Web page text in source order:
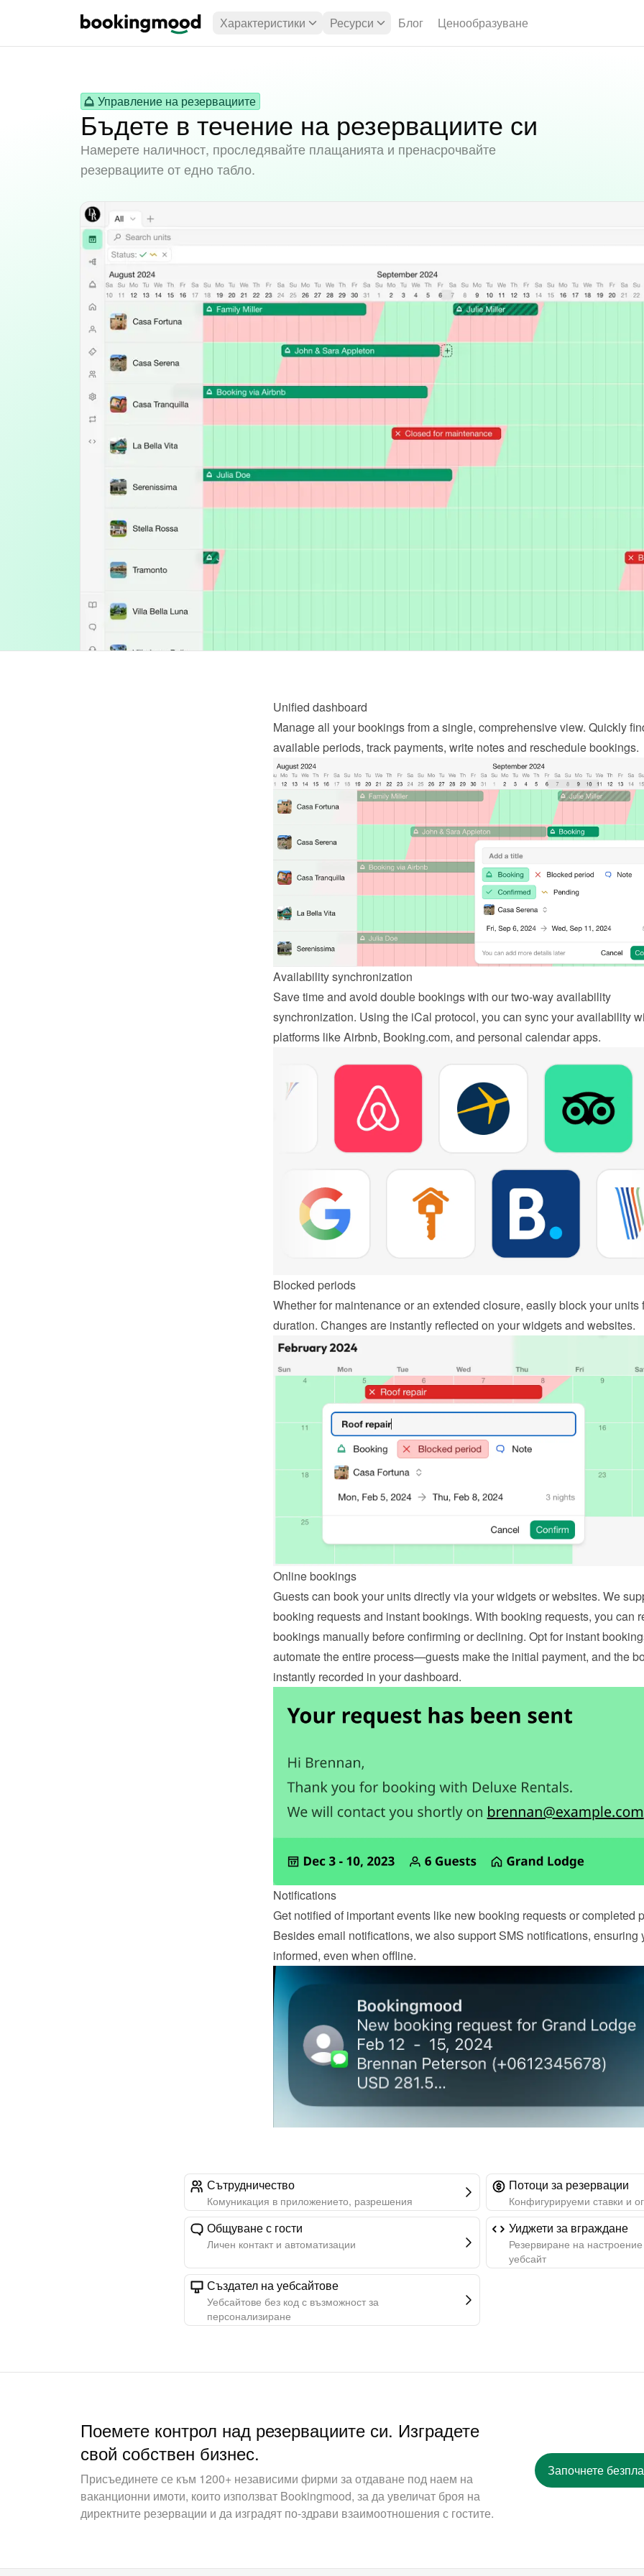
Характеристики Ресурси Блог Ценообразуване
Управление на резервациите
Бъдете в течение на резервациите си
Намерете наличност, проследявайте плащанията и пренасрочвайте
резервациите от едно табло.
Unified dashboard
Manage all your bookings from a single, comprehensive view. Quickly
available periods, track payments, write notes and reschedule bookings.
Availability synchronization
Save time and avoid double bookings with our two-way availability
synchronization. Using the iCal protocol, you can sync your availability
platforms like Airbnb, Booking.com, and personal calendar apps.
Blocked periods
Whether for maintenance or an extended closure, easily block your units
duration. Changes are instantly reflected on your widgets and websites.
Online bookings
Guests can book your units directly via your widgets or websites. We
booking requests and instant bookings. With booking requests, you can
bookings manually before confirming or declining. Opt for instant
automate the entire process—guests make the initial payment, and the
instantly recorded in your dashboard.
Notifications
Get notified of important events like new booking requests or completed
Besides email notifications, we also support SMS notifications, ensuring
informed, even when offline.
Сътрудничество
Комуникация в приложението, разрешения
Потоци за резервации
Конфигурируеми ставки и
Общуване с гости
Личен контакт и автоматизации
Уиджети за вграждане
Резервиране на
уебсайт
Създател на уебсайтове
Уебсайтове без код с възможност за
персонализиране
Поемете контрол над резервациите си. Изградете
свой собствен бизнес.
Присъединете се към 1200+ независими фирми за отдаване под наем на
ваканционни имоти, които използват Bookingmood, за да увеличат броя на
директните резервации и да изградят по-здрави взаимоотношения с гостите.
Започнете